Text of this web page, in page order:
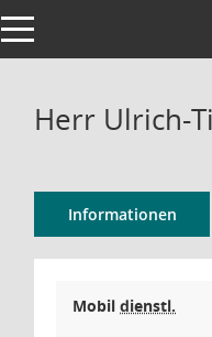
Toggle navigation
Herr Ulrich-
Informationen
Mobil dienstl.